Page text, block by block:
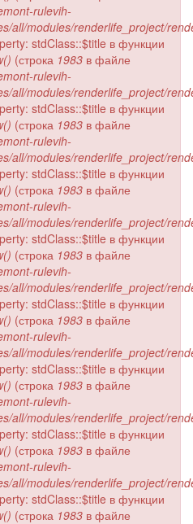
rulevih-
all/modules/renderlife_project/
stdClass::$title в функции
(строка 1983 в файле
rulevih-
all/modules/renderlife_project/
stdClass::$title в функции
(строка 1983 в файле
rulevih-
all/modules/renderlife_project/
stdClass::$title в функции
(строка 1983 в файле
rulevih-
all/modules/renderlife_project/
stdClass::$title в функции
(строка 1983 в файле
rulevih-
all/modules/renderlife_project/
stdClass::$title в функции
(строка 1983 в файле
rulevih-
all/modules/renderlife_project/
stdClass::$title в функции
(строка 1983 в файле
rulevih-
all/modules/renderlife_project/
stdClass::$title в функции
(строка 1983 в файле
rulevih-
all/modules/renderlife_project/
stdClass::$title в функции
(строка 1983 в файле